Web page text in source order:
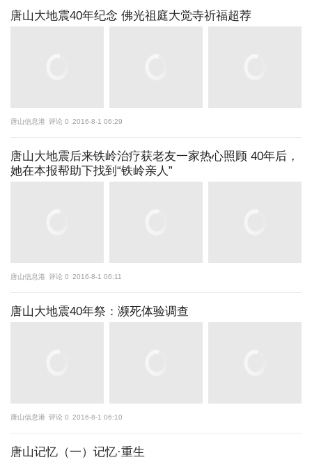
唐山大地震40年纪念 佛光祖庭大觉寺祈福超荐
唐山信息港 评论 0 2016-8-1 06:29
唐山大地震后来铁岭治疗获老友一家热心照顾 40年后，
她在本报帮助下找到“铁岭亲人”
唐山信息港 评论 0 2016-8-1 06:11
唐山大地震40年祭：濒死体验调查
唐山信息港 评论 0 2016-8-1 06:10
唐山记忆（一）记忆·重生